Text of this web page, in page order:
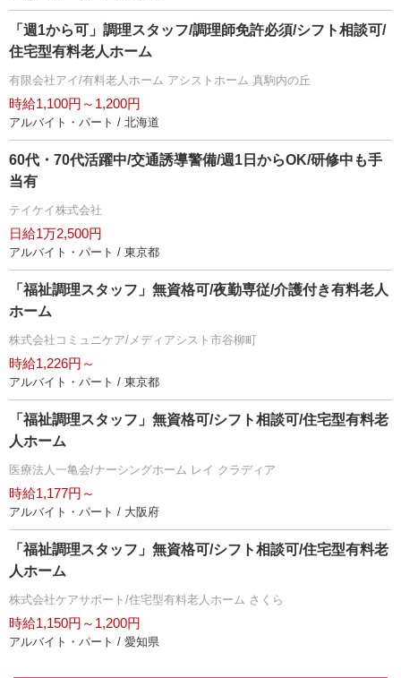
「週1から可」調理スタッフ/調理師免許必須/シフト相談可/
住宅型有料老人ホーム
有限会社アイ/有料老人ホーム アシストホーム 真駒内の丘
時給1,100円～1,200円
アルバイト・パート / 北海道
60代・70代活躍中/交通誘導警備/週1日からOK/研修中も手
当有
テイケイ株式会社
日給1万2,500円
アルバイト・パート / 東京都
「福祉調理スタッフ」無資格可/夜勤専従/介護付き有料老人
ホーム
株式会社コミュニケア/メディアシスト市谷柳町
時給1,226円～
アルバイト・パート / 東京都
「福祉調理スタッフ」無資格可/シフト相談可/住宅型有料老
人ホーム
医療法人一亀会/ナーシングホーム レイ クラディア
時給1,177円～
アルバイト・パート / 大阪府
「福祉調理スタッフ」無資格可/シフト相談可/住宅型有料老
人ホーム
株式会社ケアサポート/住宅型有料老人ホーム さくら
時給1,150円～1,200円
アルバイト・パート / 愛知県